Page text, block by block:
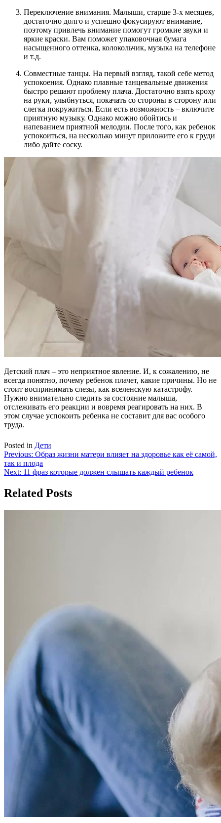
Переключение внимания. Малыши, старше 3-х месяцев,
достаточно долго и успешно фокусируют внимание,
поэтому привлечь внимание помогут громкие звуки и
яркие краски. Вам поможет упаковочная бумага
насыщенного оттенка, колокольчик, музыка на телефоне
и т.д.
Совместные танцы. На первый взгляд, такой себе метод
успокоения. Однако плавные танцевальные движения
быстро решают проблему плача. Достаточно взять кроху
на руки, улыбнуться, покачать со стороны в сторону или
слегка покружиться. Если есть возможность – включите
приятную музыку. Однако можно обойтись и
напеванием приятной мелодии. После того, как ребенок
успокоиться, на несколько минут приложите его к груди
либо дайте соску.
Детский плач – это неприятное явление. И, к сожалению, не
всегда понятно, почему ребенок плачет, какие причины. Но не
стоит воспринимать слезы, как вселенскую катастрофу.
Нужно внимательно следить за состояние малыша,
отслеживать его реакции и вовремя реагировать на них. В
этом случае успокоить ребенка не составит для вас особого
труда.
Posted in Дети
Навигация
по
Previous: Образ жизни матери влияет на здоровье как её самой,
так и плода
Next: 11 фраз которые должен слышать каждый ребенок
Related Posts